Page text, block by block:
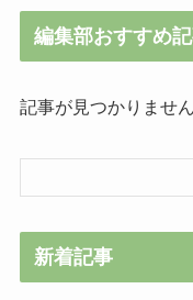
編集部おすすめ
記事が見つかりません
新着記事